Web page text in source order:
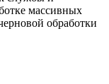
массивных
обработки